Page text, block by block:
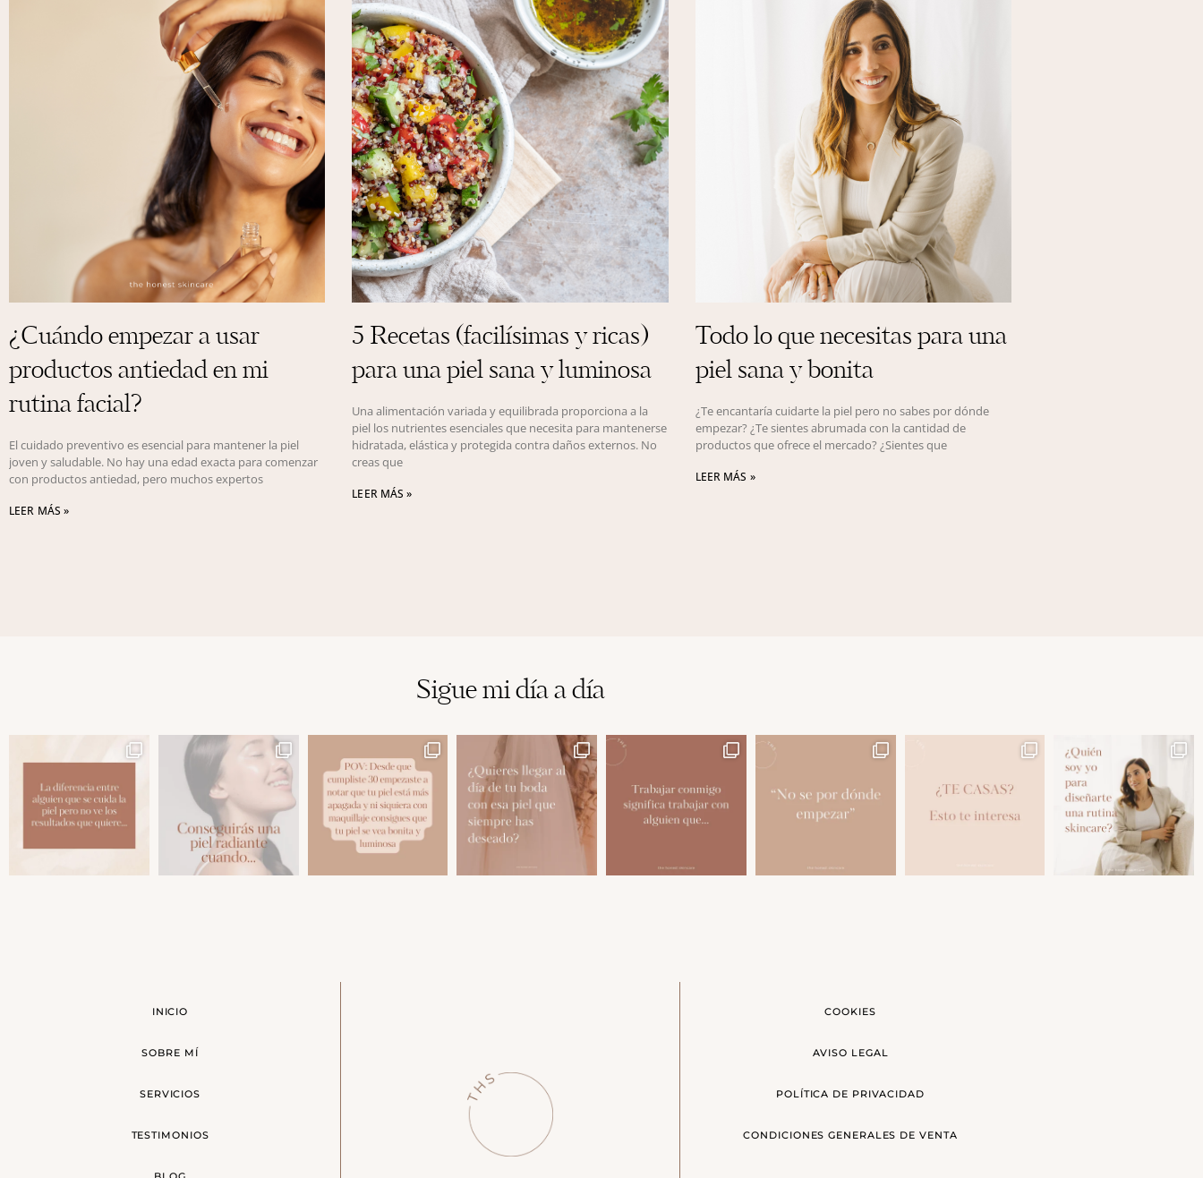
¿Cuándo empezar a usar
productos antiedad en mi
rutina facial?
El cuidado preventivo es esencial para mantener la piel
joven y saludable. No hay una edad exacta para comenzar
con productos antiedad, pero muchos expertos
LEER MÁS »
5 Recetas (facilísimas y ricas)
para una piel sana y luminosa
Una alimentación variada y equilibrada proporciona a la
piel los nutrientes esenciales que necesita para mantenerse
hidratada, elástica y protegida contra daños externos. No
creas que
LEER MÁS »
Todo lo que necesitas para una
piel sana y bonita
¿Te encantaría cuidarte la piel pero no sabes por dónde
empezar? ¿Te sientes abrumada con la cantidad de
productos que ofrece el mercado? ¿Sientes que
LEER MÁS »
Sigue mi día a día
INICIO
SOBRE MÍ
SERVICIOS
TESTIMONIOS
COOKIES
AVISO LEGAL
POLÍTICA DE PRIVACIDAD
CONDICIONES GENERALES DE VENTA